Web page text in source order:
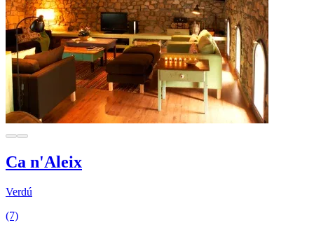
Ca n'Aleix
Verdú
(7)